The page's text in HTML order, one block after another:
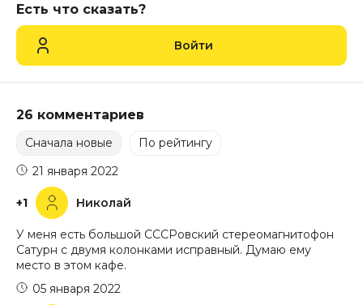
Есть что сказать?
Войти
26 комментариев
Сначала новые По рейтингу
+1 Николай
21 января 2022
У меня есть большой СССРовский стереомагнитофон
Сатурн с двумя колонками исправный. Думаю ему
место в этом кафе.
05 января 2022